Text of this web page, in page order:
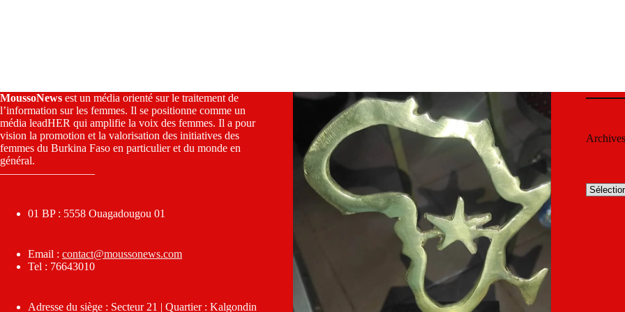
MoussoNews est un média orienté sur le traitement de
l’information sur les femmes. Il se positionne comme un
média leadHER qui amplifie la voix des femmes. Il a pour
vision la promotion et la valorisation des initiatives des
femmes du Burkina Faso en particulier et du monde en
général.
————————–
01 BP : 5558 Ouagadougou 01
Email : contact@moussonews.com
Tel : 76643010
Adresse du siège : Secteur 21 | Quartier : Kalgondin
Archives
Archives